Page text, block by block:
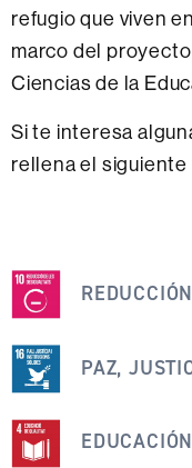
refugio que viven
marco del
Ciencias de la
Si te interesa
rellena el siguiente
noticia
se
engloba
dentro
de
los
PAZ,